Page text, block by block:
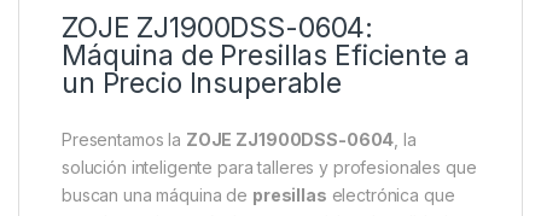
ZOJE ZJ1900DSS-0604:
Máquina de Presillas Eficiente a
un Precio Insuperable
Presentamos la ZOJE ZJ1900DSS-0604 , la
solución inteligente para talleres y profesionales que
buscan una máquina de presillas electrónica que